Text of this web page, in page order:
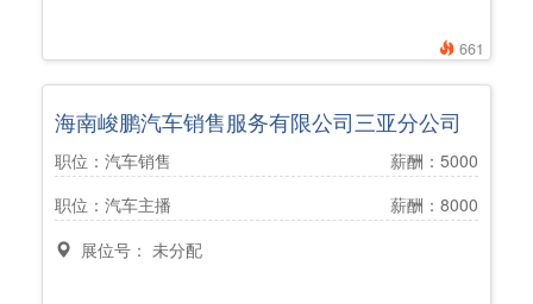
661
海南峻鹏汽车销售服务有限公司三亚分公司
职位：汽车销售
薪酬：5000
职位：汽车主播
薪酬：8000
展位号： 未分配